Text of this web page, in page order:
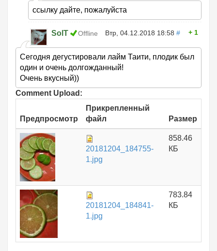
ссылку дайте, пожалуйста
SolT Offline Втр, 04.12.2018 18:58 # 1
Сегодня дегустировали лайм Таити, плодик был
один и очень долгожданный!
Очень вкусный))
Comment Upload:
Предпросмотр
Прикрепленный
файл
Размер
20181204_184755-
1.jpg
858.46
КБ
20181204_184841-
1.jpg
783.84
КБ